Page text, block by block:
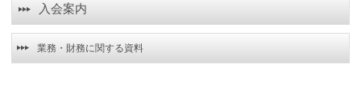
入会案内
業務・財務に関する資料